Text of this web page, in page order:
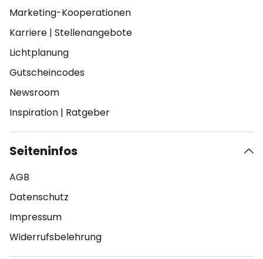
Marketing-Kooperationen
Karriere | Stellenangebote
Lichtplanung
Gutscheincodes
Newsroom
Inspiration | Ratgeber
Seiteninfos
AGB
Datenschutz
Impressum
Widerrufsbelehrung